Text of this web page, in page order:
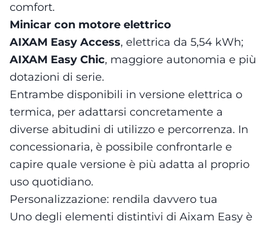
comfort.
Minicar con motore elettrico
AIXAM Easy Access, elettrica da 5,54 kWh;
AIXAM Easy Chic, maggiore autonomia e più
dotazioni di serie.
Entrambe disponibili in versione elettrica o
termica, per adattarsi concretamente a
diverse abitudini di utilizzo e percorrenza. In
concessionaria, è possibile confrontarle e
capire quale versione è più adatta al proprio
uso quotidiano.
Personalizzazione: rendila davvero tua
Uno degli elementi distintivi di Aixam Easy è